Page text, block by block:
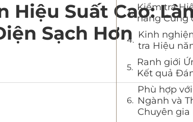
Hiệu Suất Cao:
Sạch Hơn
Kiểm tra
năng Cung
Kinh
tra Hiệu
Ranh giới
Kết quả
Phù hợp
Ngành và
Chuyên gia